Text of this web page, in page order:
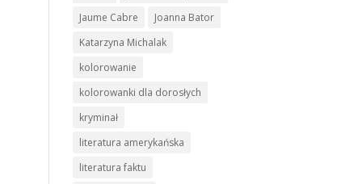
Jaume Cabre
Joanna Bator
Katarzyna Michalak
kolorowanie
kolorowanki dla dorosłych
kryminał
literatura amerykańska
literatura faktu